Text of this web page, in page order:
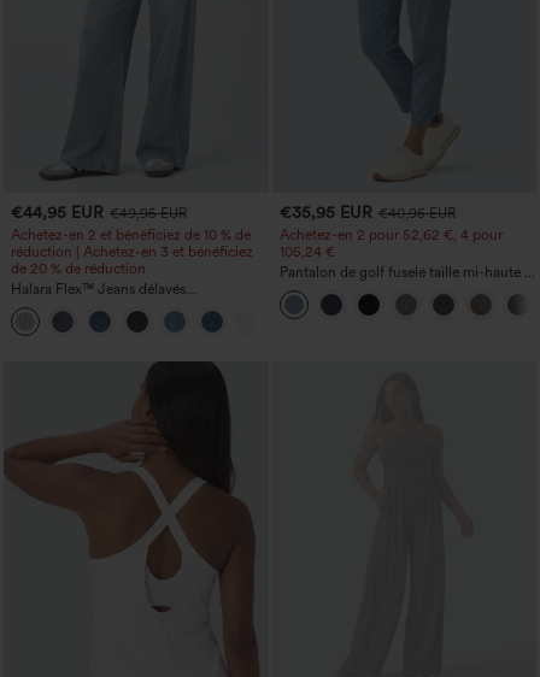
€44,95 EUR €49,95 EUR
Achetez-en 2 et bénéficiez de 10 % de
réduction | Achetez-en 3 et bénéficiez
de 20 % de réduction
Halara Flex™ Jeans délavés
décontractés, coupe baggy à jambe
large, taille basse asymétrique, poches
zippées
€35,95 EUR €40,95 EUR
Achetez-en 2 pour 52,62 €, 4 pour
105,24 €
Pantalon de golf fuselé taille mi-haute à
cordon, ourlet incurvé, séchage rapide,
avec poches — UPF40+